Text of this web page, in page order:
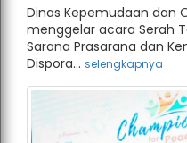
Dinas Kepemudaan dan
menggelar acara Serah
Sarana Prasarana dan
Dispora... selengkapnya